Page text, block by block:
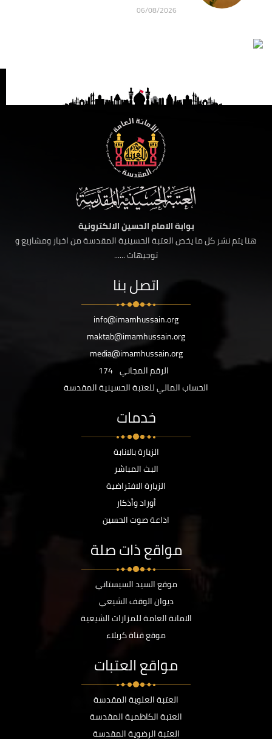
06/08/2026
بوابة الامام الحسين الالكترونية
هنا يتم نشر كل ما يخص العتبة الحسينية المقدسة من اخبار ومشاريع و
توجيهات ......
اتصل بنا
info@imamhussain.org
maktab@imamhussain.org
media@imamhussain.org
الرقم المجاني 174
الحساب المالي للعتبة الحسينية المقدسة
خدمات
الزيارة بالانابة
البث المباشر
الزيارة الافتراضية
أوراد وأذكار
اذاعة صوت الحسين
مواقع ذات صلة
موقع السيد السيستاني
ديوان الوقف الشيعي
الامانة العامة للمزارات الشيعية
موقع قناة كربلاء
مواقع العتبات
العتبة العلوية المقدسة
العتبة الكاظمية المقدسة
العتبة الرضوية المقدسة